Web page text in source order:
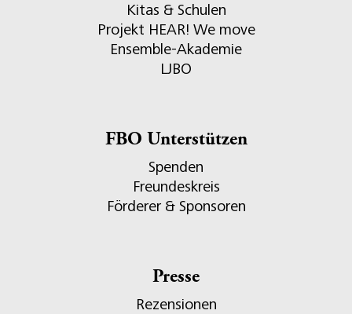
Kitas & Schulen
Projekt HEAR! We move
Ensemble-Akademie
LJBO
FBO Unterstützen
Spenden
Freundeskreis
Förderer & Sponsoren
Presse
Rezensionen